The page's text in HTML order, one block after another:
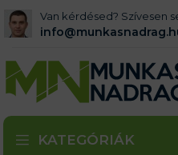
Van kérdésed? Szívesen
KATEGÓRIÁK